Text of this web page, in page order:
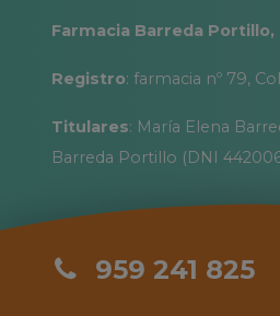
Farmacia Barreda Portillo,
Registro: farmacia nº 79,
Titulares: María Elena
Barreda Portillo (DNI
959 241 825